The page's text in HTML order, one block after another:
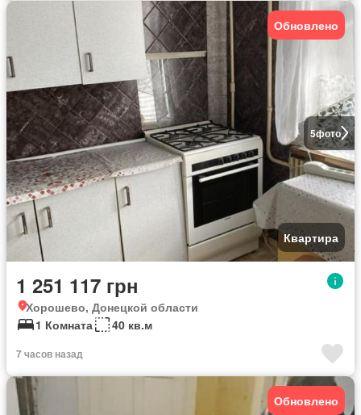
5фото
Обновлено
Квартира
1 251 117 грн
Хорошево, Донецкой области
1 Комната
40 кв.м
7 часов назад
Обновлено